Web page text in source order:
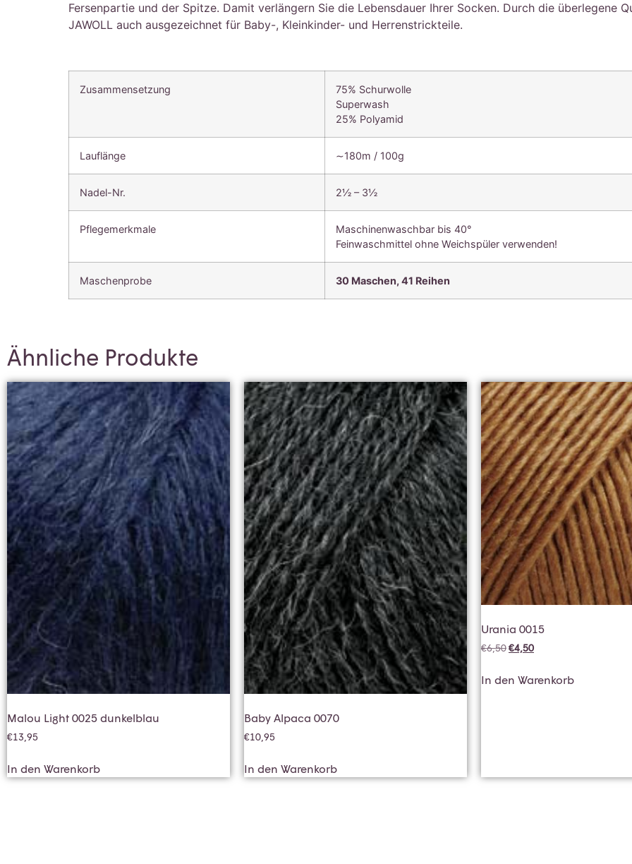
Fersenpartie und der Spitze. Damit verlängern Sie die Lebensdauer Ihrer Socken. Durch die überlegene
JAWOLL auch ausgezeichnet für Baby-, Kleinkinder- und Herrenstrickteile.
Zusammensetzung
75% Schurwolle
Superwash
25% Polyamid
Lauflänge ∼180m / 100g
Nadel-Nr. 2½ – 3½
Pflegemerkmale
Maschinenwaschbar bis 40°
Feinwaschmittel ohne Weichspüler verwenden!
Maschenprobe 30 Maschen, 41 Reihen
Ähnliche Produkte
Malou Light 0025 dunkelblau
€13,95
In den Warenkorb
Baby Alpaca 0070
€10,95
In den Warenkorb
Urania 0015
€6,50€4,50
In den Warenkorb